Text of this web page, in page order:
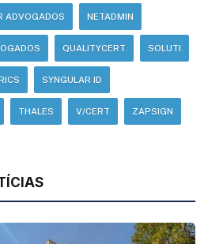
ADVOGADOS NETADMIN
QUALITYCERT SOLUTI
SYNGULAR ID
THALES V/CERT ZAPSIGN